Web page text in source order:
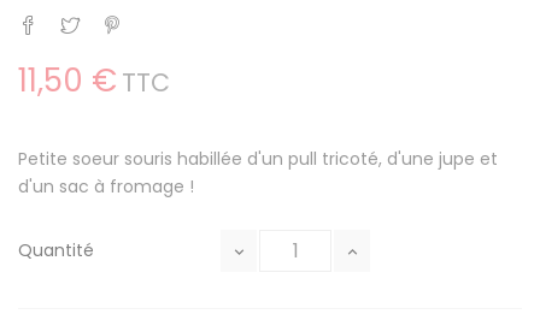
Partager
Tweet
11,50 € TTC
Petite soeur souris habillée d'un pull tricoté, d'une jupe et
d'un sac à fromage !
Quantité